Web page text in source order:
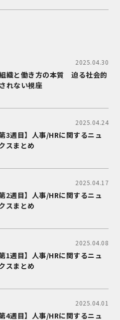
2025.04.30
組織と働き方の本質 迫る社会的
れない視座
2025.04.24
3週目】人事/HRに関するニュ
スまとめ
2025.04.17
2週目】人事/HRに関するニュ
スまとめ
2025.04.08
1週目】人事/HRに関するニュ
スまとめ
2025.04.01
4週目】人事/HRに関するニュ